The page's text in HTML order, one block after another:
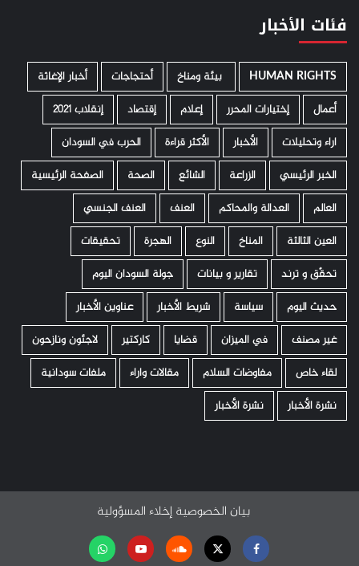
فئات الأخبار
HUMAN RIGHTS ­ بيئة ومناخ أحتجاجات
أخبار الإغاثة
أعمال
إختيارات المحرر إعلام إقتصاد
إنقلاب 2021
اراء وتحليلات
الأخبار الأكثر قراءة
الحرب في السودان
الخبر الرئيسي
الزراعة الشائع الصحة
الصفحة الرئيسية
العالم
العدالة والمحاكم العنف
العنف الجنسي
العين الثالثة
المناخ النوع الهجرة
تحقيقات
تحقّق و ترند
تقارير و بيانات
جولة السودان اليوم
حديث اليوم
سياسة شريط الأخبار
عناوين الأخبار
غير مصنف
في الميزان قضايا كاركتير
لاجئون ونازحون
لقاء خاص
مفاوضات السلام مقالات واراء
ملفات سودانية
نشرة الأخبار
نشرة الأخبار
بيان الخصوصية إخلاء المسؤولية
Facebook
Twitter
Soundcloud
Youtubeتابعنا